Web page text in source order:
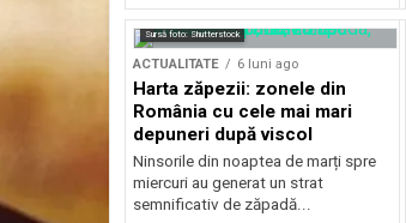
Sursă foto: Shutterstock
ACTUALITATE 6 luni ago
Harta zăpezii: zonele din
România cu cele mai mari
depuneri după viscol
Ninsorile din noaptea de marți spre
miercuri au generat un strat
semnificativ de zăpadă...